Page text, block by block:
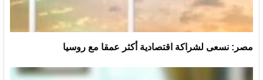
مصر: نسعى لشراكة اقتصادية أكثر عمقا مع روسيا